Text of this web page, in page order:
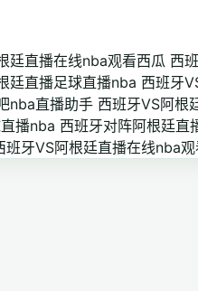
廷直播在线nba观看西瓜 西
廷直播足球直播nba 西班牙
nba直播助手 西班牙VS阿根
播nba 西班牙对阵阿根廷直
班牙VS阿根廷直播在线nba观